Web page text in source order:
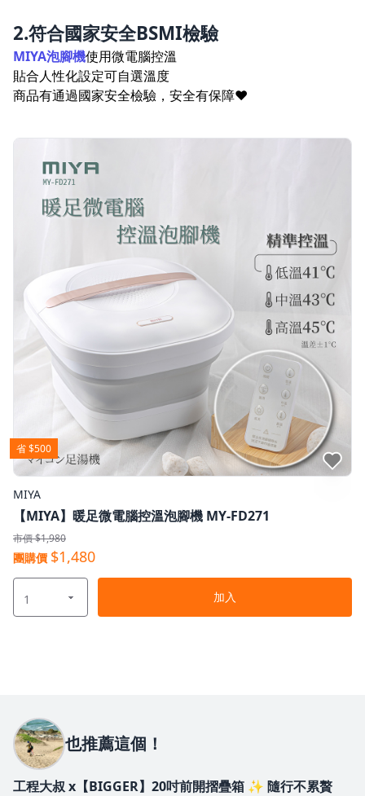
2.符合國家安全BSMI檢驗
MIYA泡腳機使用微電腦控溫
貼合人性化設定可自選溫度
商品有通過國家安全檢驗，安全有保障❤️
省 $500
點我收藏
MIYA
【MIYA】暖足微電腦控溫泡腳機 MY-FD271
市價 $1,980
團購價 $1,480
加入
也推薦這個！
工程大叔 x【BIGGER】20吋前開摺疊箱 ✨ 隨行不累贅